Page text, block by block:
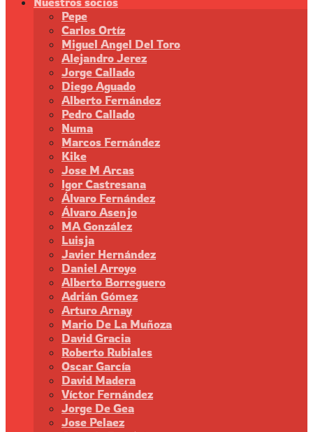
Pepe
Carlos Ortíz
Miguel Angel Del Toro
Alejandro Jerez
Jorge Callado
Diego Aguado
Alberto Fernández
Pedro Callado
Numa
Marcos Fernández
Kike
Jose M Arcas
Igor Castresana
Álvaro Fernández
Álvaro Asenjo
MA González
Luisja
Javier Hernández
Daniel Arroyo
Alberto Borreguero
Adrián Gómez
Arturo Arnay
Mario De La Muñoza
David Gracia
Roberto Rubiales
Oscar García
David Madera
Víctor Fernández
Jorge De Gea
Jose Pelaez